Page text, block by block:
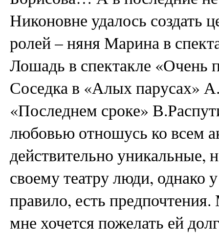
Никоновне удалось создать
ролей – няня Марина в
Лошадь в спектакле «Очень
Соседка в «Алых парусах»
«Последнем сроке»
любовью отношусь ко всем
действительно уникальные,
своему театру люди, однако
правило, есть
мне хочется пожелать ей